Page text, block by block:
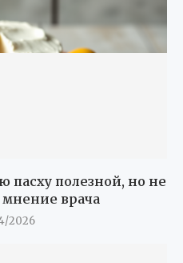
пасху полезной, но не
врача
2026